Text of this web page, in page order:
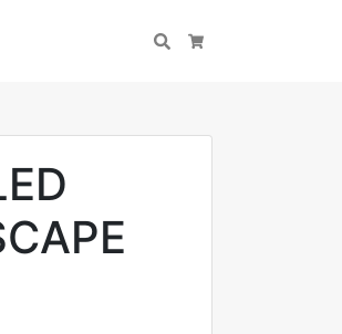
Search